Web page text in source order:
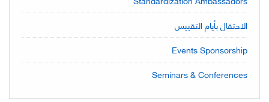
الاحتفال بأيام التقييس
Events Sponsorship
Seminars & Conferences